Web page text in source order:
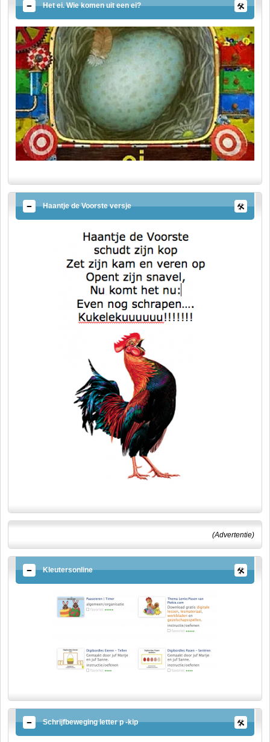
Het ei. Wie komen uit een ei?
Haantje de Voorste versje
(Advertentie)
Kleutersonline
Schrijfbeweging letter p -kip